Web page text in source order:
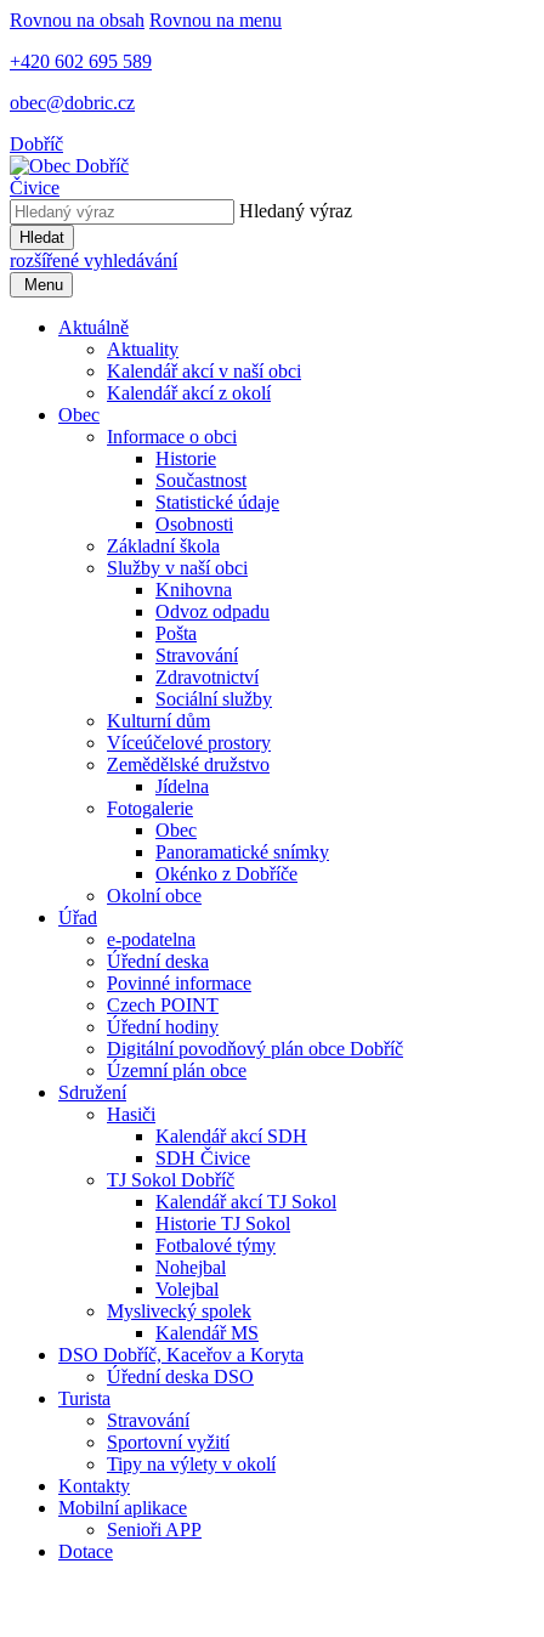
Rovnou na obsah Rovnou na menu
+420 602 695 589
obec@dobric.cz
Dobříč
Čivice
Hledaný výraz
Hledat
rozšířené vyhledávání
Menu
Aktuálně
Aktuality
Kalendář akcí v naší obci
Kalendář akcí z okolí
Obec
Informace o obci
Historie
Součastnost
Statistické údaje
Osobnosti
Základní škola
Služby v naší obci
Knihovna
Odvoz odpadu
Pošta
Stravování
Zdravotnictví
Sociální služby
Kulturní dům
Víceúčelové prostory
Zemědělské družstvo
Jídelna
Fotogalerie
Obec
Panoramatické snímky
Okénko z Dobříče
Okolní obce
Úřad
e-podatelna
Úřední deska
Povinné informace
Czech POINT
Úřední hodiny
Digitální povodňový plán obce Dobříč
Územní plán obce
Sdružení
Hasiči
Kalendář akcí SDH
SDH Čivice
TJ Sokol Dobříč
Kalendář akcí TJ Sokol
Historie TJ Sokol
Fotbalové týmy
Nohejbal
Volejbal
Myslivecký spolek
Kalendář MS
DSO Dobříč, Kaceřov a Koryta
Úřední deska DSO
Turista
Stravování
Sportovní vyžití
Tipy na výlety v okolí
Kontakty
Mobilní aplikace
Senioři APP
Dotace